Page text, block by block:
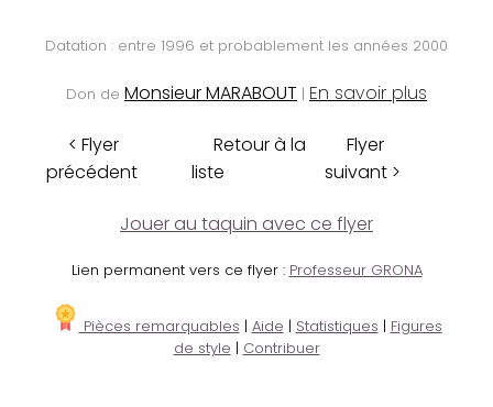
Datation : entre 1996 et probablement les années 2000
Don de Monsieur MARABOUT | En savoir plus
< Flyer
précédent
Retour à la
liste
Flyer
suivant >
Jouer au taquin avec ce flyer
Lien permanent vers ce flyer : Professeur GRONA
Pièces remarquables | Aide | Statistiques | Figures
de style | Contribuer